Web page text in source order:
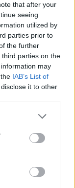
that after your
seeing
utilized by
parties prior to
the further
parties on the
may
IAB’s List of
it to other
είναι
και